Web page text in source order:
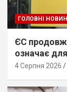
ГОЛОВНІ
ЄС
означає для
4 Серпня 2026